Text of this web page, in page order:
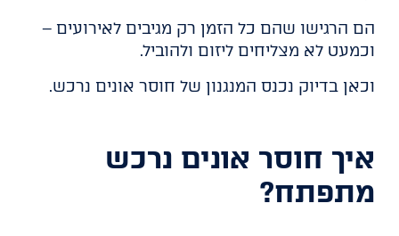
הם הרגישו שהם כל הזמן רק מגיבים לאירועים –
וכמעט לא מצליחים ליזום ולהוביל.
וכאן בדיוק נכנס המנגנון של חוסר אונים נרכש.
איך חוסר אונים נרכש
מתפתח?